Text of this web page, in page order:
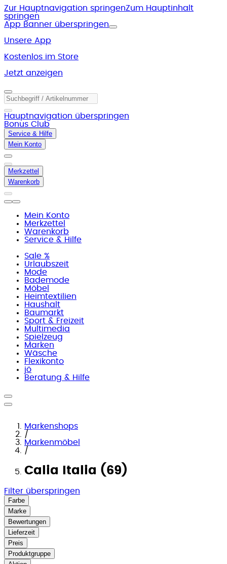
Zur Hauptnavigation springenZum Hauptinhalt
springen
App Banner überspringen
Unsere App
Kostenlos im Store
Jetzt anzeigen
Hauptnavigation überspringen
Bonus Club
Service & Hilfe
Mein Konto
Merkzettel
Warenkorb
Mein Konto
Merkzettel
Warenkorb
Service & Hilfe
Sale %
Urlaubszeit
Mode
Bademode
Möbel
Heimtextilien
Haushalt
Baumarkt
Sport & Freizeit
Multimedia
Spielzeug
Marken
Wäsche
Flexikonto
jö
Beratung & Hilfe
Markenshops
/
Markenmöbel
/
Calia Italia (69)
Filter überspringen
Farbe
Marke
Bewertungen
Lieferzeit
Preis
Produktgruppe